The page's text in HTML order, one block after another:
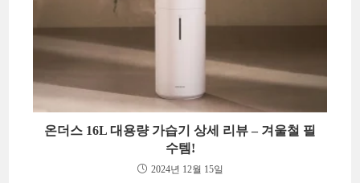
온더스 16L 대용량 가습기 상세 리뷰 – 겨울철 필
수템!
2024년 12월 15일